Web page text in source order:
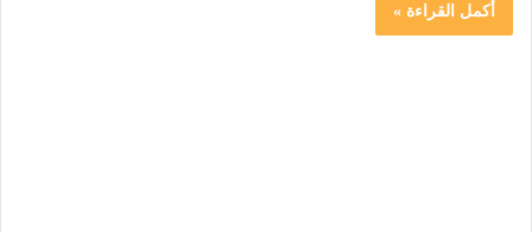
أكمل القراءة »